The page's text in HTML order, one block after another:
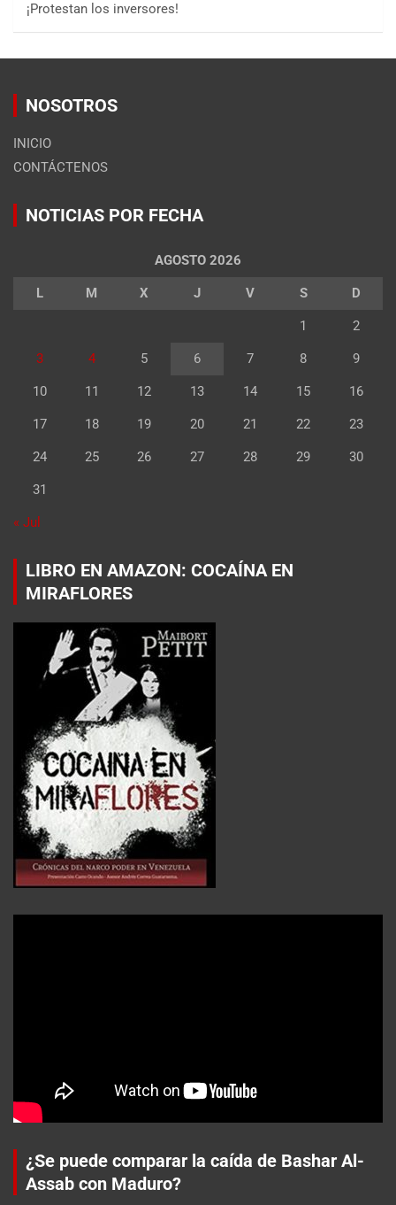
¡Protestan los inversores!
NOSOTROS
INICIO
CONTÁCTENOS
NOTICIAS POR FECHA
AGOSTO 2026
L M X J V S D
1 2
3 4 5 6 7 8 9
10 11 12 13 14 15 16
17 18 19 20 21 22 23
24 25 26 27 28 29 30
31
« Jul
LIBRO EN AMAZON: COCAÍNA EN
MIRAFLORES
¿Se puede comparar la caída de Bashar Al-
Assab con Maduro?